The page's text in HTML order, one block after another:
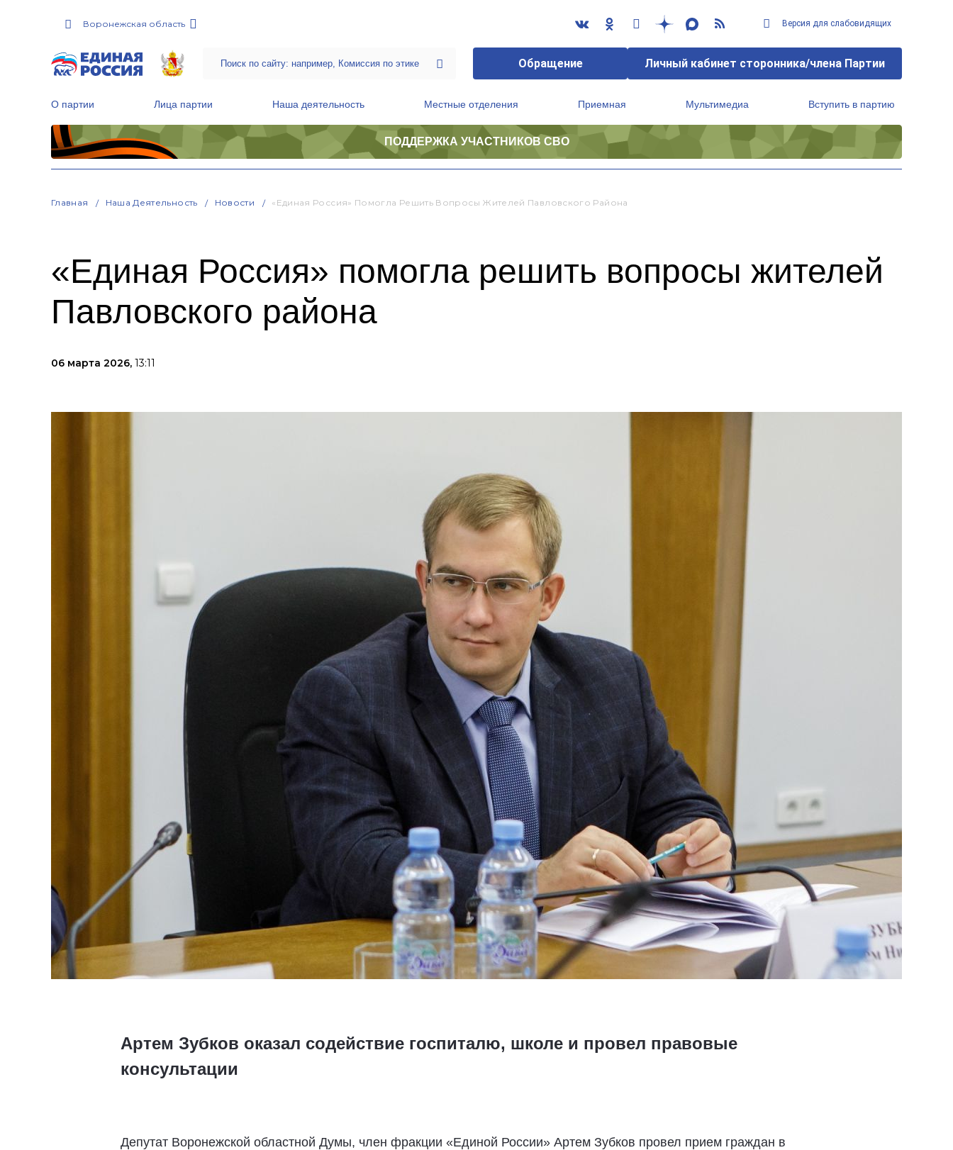
Воронежская область Версия для слабовидящих
Обращение Личный кабинет сторонника/члена Партии
О партии Лица партии Наша деятельность Местные отделения Приемная Мультимедиа Вступить в партию
ПОДДЕРЖКА УЧАСТНИКОВ СВО
Главная Наша Деятельность Новости «Единая Россия» Помогла Решить Вопросы Жителей Павловского Района
«Единая Россия» помогла решить вопросы жителей
Павловского района
06 марта 2026, 13:11
Артем Зубков оказал содействие госпиталю, школе и провел правовые
консультации
Депутат Воронежской областной Думы, член фракции «Единой России» Артем Зубков провел прием граждан в